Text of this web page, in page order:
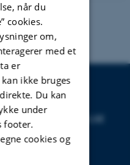
INSTITUT FOR
VIRKSOMHEDSLEDELSE
Aarhus BSS
når du
cookies.
om,
med et
er
ikke bruges
Du kan
under
footer.
cookies og